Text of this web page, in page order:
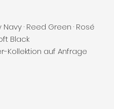
· Reed Green · Rosé
Black
Kollektion auf Anfrage